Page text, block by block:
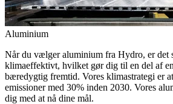
Aluminium
Når du vælger aluminium fra Hydro, er det
klimaeffektivt, hvilket gør dig til en del af
bæredygtig fremtid. Vores klimastrategi er
emissioner med 30% inden 2030. Vores
dig med at nå dine mål.